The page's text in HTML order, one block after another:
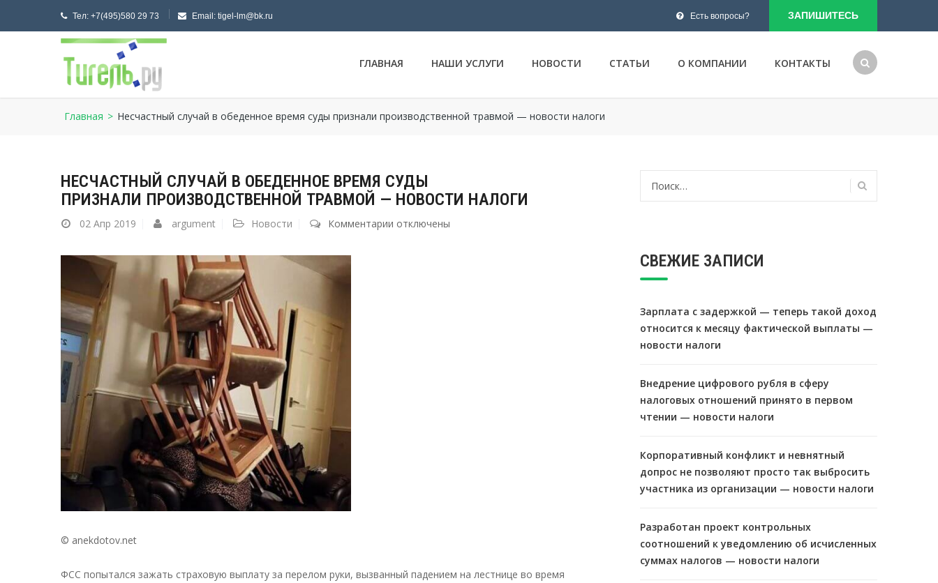
Тел: +7(495)580 29 73 Email: tigel-lm@bk.ru Есть вопросы? ЗАПИШИТЕСЬ
ГЛАВНАЯ НАШИ УСЛУГИ НОВОСТИ СТАТЬИ О КОМПАНИИ КОНТАКТЫ
Главная > Несчастный случай в обеденное время суды признали производственной травмой — новости налоги
НЕСЧАСТНЫЙ СЛУЧАЙ В ОБЕДЕННОЕ ВРЕМЯ СУДЫ
ПРИЗНАЛИ ПРОИЗВОДСТВЕННОЙ ТРАВМОЙ — НОВОСТИ НАЛОГИ
02 Апр 2019 argument Новости Комментарии котключены
© anekdotov.net
ФСС попытался зажать страховую выплату за перелом руки, вызванный падением на лестнице во время
СВЕЖИЕ ЗАПИСИ
Зарплата с задержкой — теперь такой доход
относится к месяцу фактической выплаты —
новости налоги
Внедрение цифрового рубля в сферу
налоговых отношений принято в первом
чтении — новости налоги
Корпоративный конфликт и невнятный
допрос не позволяют просто так выбросить
участника из организации — новости налоги
Разработан проект контрольных
соотношений к уведомлению об исчисленных
суммах налогов — новости налоги